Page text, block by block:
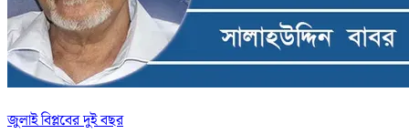
জুলাই বিপ্লবের দুই বছর